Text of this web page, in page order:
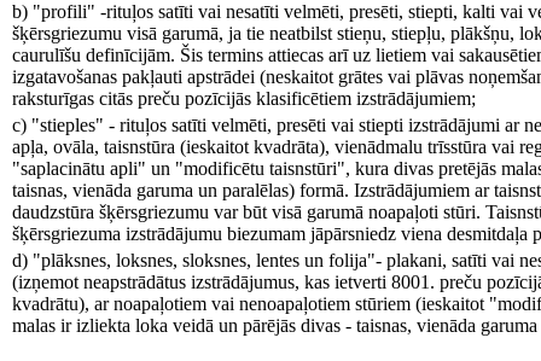
b) "profili" -rituļos satīti vai nesatīti velmēti, presēti, stiepti, kalti vai
šķērsgriezumu visā garumā, ja tie neatbilst stieņu, stiepļu, plākšņu,
caurulīšu definīcijām. Šis termins attiecas arī uz lietiem vai
izgatavošanas pakļauti apstrādei (neskaitot grātes vai plāvas
raksturīgas citās preču pozīcijās klasificētiem izstrādājumiem;
c) "stieples" - rituļos satīti velmēti, presēti vai stiepti izstrādājumi ar
apļa, ovāla, taisnstūra (ieskaitot kvadrāta), vienādmalu trīsstūra vai
"saplacinātu apli" un "modificētu taisnstūri", kura divas pretējās
taisnas, vienāda garuma un paralēlas) formā. Izstrādājumiem ar
daudzstūra šķērsgriezumu var būt visā garumā noapaļoti stūri.
šķērsgriezuma izstrādājumu biezumam jāpārsniedz viena desmitdaļa
d) "plāksnes, loksnes, sloksnes, lentes un folija"- plakani, satīti vai
(izņemot neapstrādātus izstrādājumus, kas ietverti 8001. preču
kvadrātu), ar noapaļotiem vai nenoapaļotiem stūriem (ieskaitot
malas ir izliekta loka veidā un pārējās divas - taisnas, vienāda